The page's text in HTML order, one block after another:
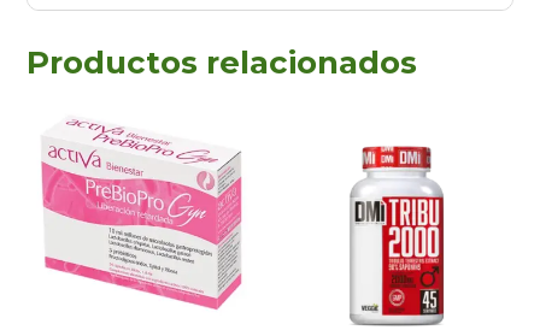
Productos relacionados